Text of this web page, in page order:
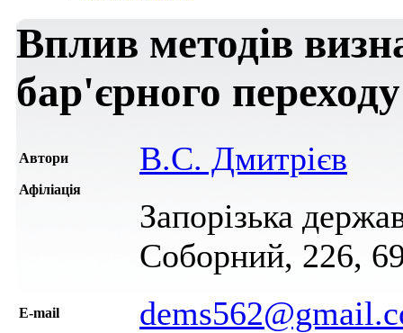
Вплив методів
бар'єрного
Автори В.С. Дмитрієв
Афіліація
Запорізька
Соборний, 226,
Е-mail